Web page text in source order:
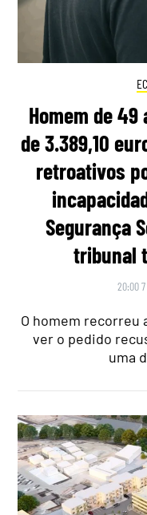
Homem de
de 3.389,10
retroativos
Segurança
tribunal
20:00
O homem recorreu
ver o pedido
uma